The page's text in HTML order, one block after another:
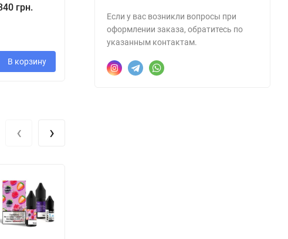
грн.
В корзину
380 грн.
В корзину
280 грн.
‹ ›
Если у вас возникли вопросы при
оформлении заказа, обратитесь по
указанным контактам.